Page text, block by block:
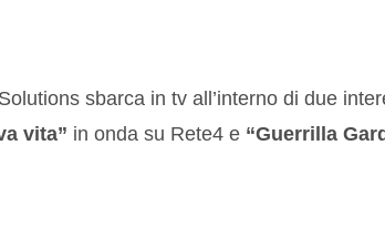
sbarca in tv all’interno di due
vita” in onda su Rete4 e “Guerrilla